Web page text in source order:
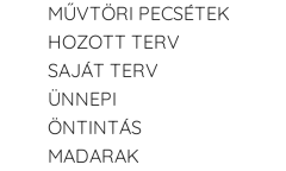
MŰVTÖRI PECSÉTEK
HOZOTT TERV
SAJÁT TERV
ÜNNEPI
ÖNTINTÁS
MADARAK